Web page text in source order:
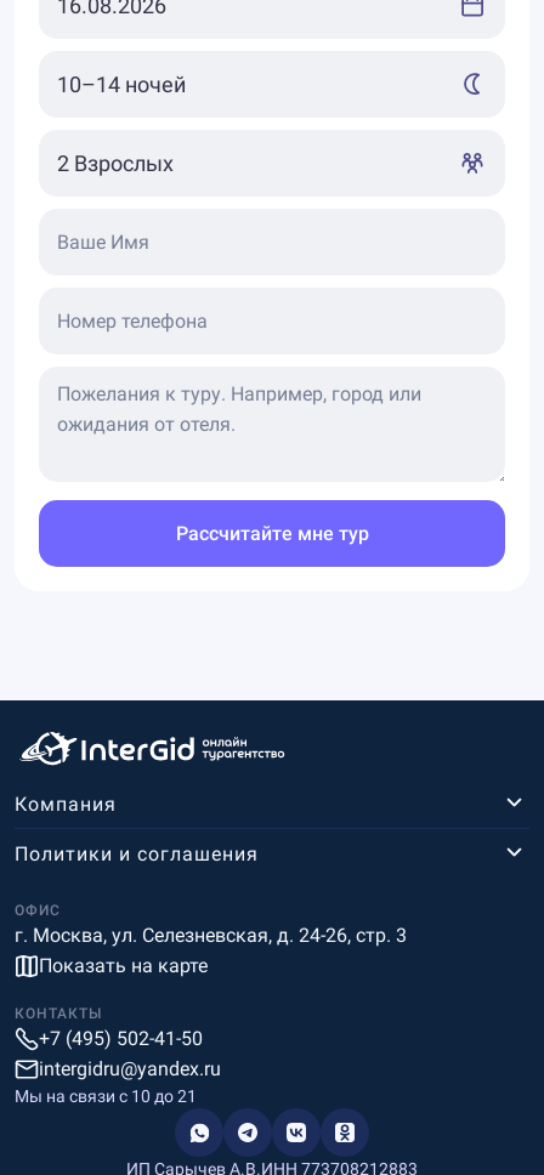
Ваше Имя
Номер телефона
Рассчитайте мне тур
Компания
ОФИС
г. Москва, ул. Селезневская, д. 24-26, стр. 3
Показать на карте
Политики и соглашения
КОНТАКТЫ
+7 (495) 502-41-50
intergidru@yandex.ru
Мы на связи c 10 до 21
ИП Сарычев А.В.ИНН 773708212883